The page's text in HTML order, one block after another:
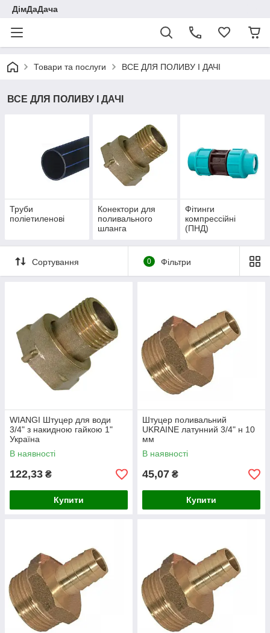
ДімДаДача
Товари та послуги ВСЕ ДЛЯ ПОЛИВУ І ДАЧІ
ВСЕ ДЛЯ ПОЛИВУ І ДАЧІ
Труби
поліетиленові
Конектори для
поливального
шланга
Фітинги
компрессійні
(ПНД)
Сортування 0 Фільтри
WIANGI Штуцер для води
3/4" з накидною гайкою 1"
Україна
В наявності
122,33 ₴
Купити
Штуцер поливальний
UKRAINE латунний 3/4" н 10
мм
В наявності
45,07 ₴
Купити